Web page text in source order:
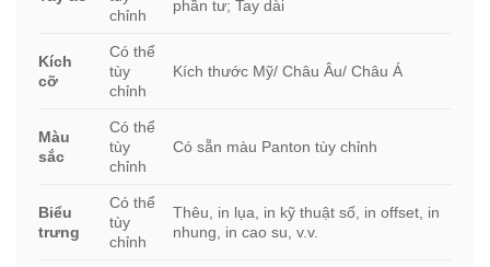
chỉnh
phần tư; Tay dài
Kích
cỡ
Có thể
tùy
chỉnh
Kích thước Mỹ/ Châu Âu/ Châu Á
Màu
sắc
Có thể
tùy
chỉnh
Có sẵn màu Panton tùy chỉnh
Biểu
trưng
Có thể
tùy
chỉnh
Thêu, in lụa, in kỹ thuật số, in offset, in
nhung, in cao su, v.v.